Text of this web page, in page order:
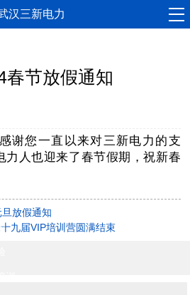
春节放假通知
谢您一直以来对三新电力的支
力人也迎来了春节假期，祝新春
放假通知
九届VIP培训营圆满结束
汉三新电力